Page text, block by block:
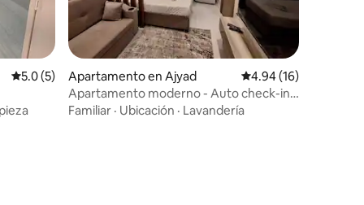
Calificación promedio: 5.0 de 5, 5 reseñas
5.0 (5)
Apartamento en Ajyad Calificación
4.94 (16)
Apartamento moderno - Auto check-in -
A 10 minutos a pie del campus
Familiar · Ubicación · Lavandería